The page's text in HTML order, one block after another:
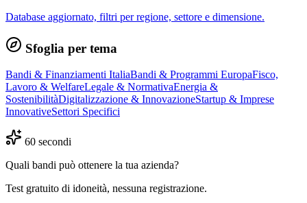
Database aggiornato, filtri per regione, settore e dimensione.
Sfoglia per tema
Bandi & Finanziamenti ItaliaBandi & Programmi EuropaFisco,
Lavoro & WelfareLegale & NormativaEnergia &
SostenibilitàDigitalizzazione & InnovazioneStartup & Imprese
InnovativeSettori Specifici
60 secondi
Quali bandi può ottenere la tua azienda?
Test gratuito di idoneità, nessuna registrazione.